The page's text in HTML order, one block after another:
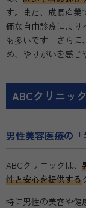
す。また、成長産業
価な自由診療により
も多いです。さらに
め、やりがいを感じ
ABCクリニッ
男性美容医療の
ABCクリニックは、
性と安心を提供する
特に男性の美容や健